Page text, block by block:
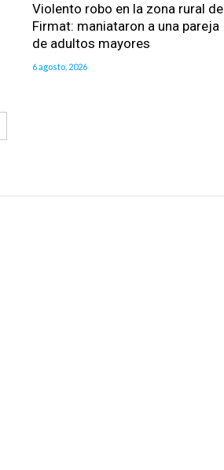
Violento robo en la zona rural de
Firmat: maniataron a una pareja
de adultos mayores
6 agosto, 2026